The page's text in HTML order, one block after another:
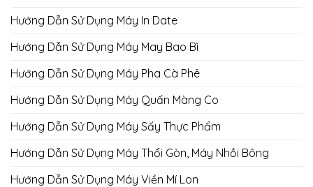
Hướng Dẫn Sử Dụng Máy In Date
Hướng Dẫn Sử Dụng Máy May Bao Bì
Hướng Dẫn Sử Dụng Máy Pha Cà Phê
Hướng Dẫn Sử Dụng Máy Quấn Màng Co
Hướng Dẫn Sử Dụng Máy Sấy Thực Phẩm
Hướng Dẫn Sử Dụng Máy Thổi Gòn, Máy Nhồi Bông
Hướng Dẫn Sử Dụng Máy Viền Mí Lon